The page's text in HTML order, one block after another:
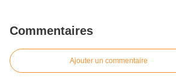
Commentaires
Ajouter un commentaire